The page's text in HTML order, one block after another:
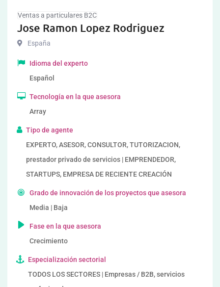
Ventas a particulares B2C
Jose Ramon Lopez Rodriguez
España
Idioma del experto
Español
Tecnología en la que asesora
Array
Tipo de agente
EXPERTO, ASESOR, CONSULTOR, TUTORIZACION,
prestador privado de servicios | EMPRENDEDOR,
STARTUPS, EMPRESA DE RECIENTE CREACIÓN
Grado de innovación de los proyectos que asesora
Media | Baja
Fase en la que asesora
Crecimiento
Especialización sectorial
TODOS LOS SECTORES | Empresas / B2B, servicios